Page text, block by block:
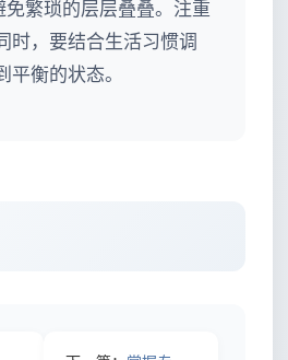
繁琐的层层叠叠。注重
时，要结合生活习惯调
平衡的状态。